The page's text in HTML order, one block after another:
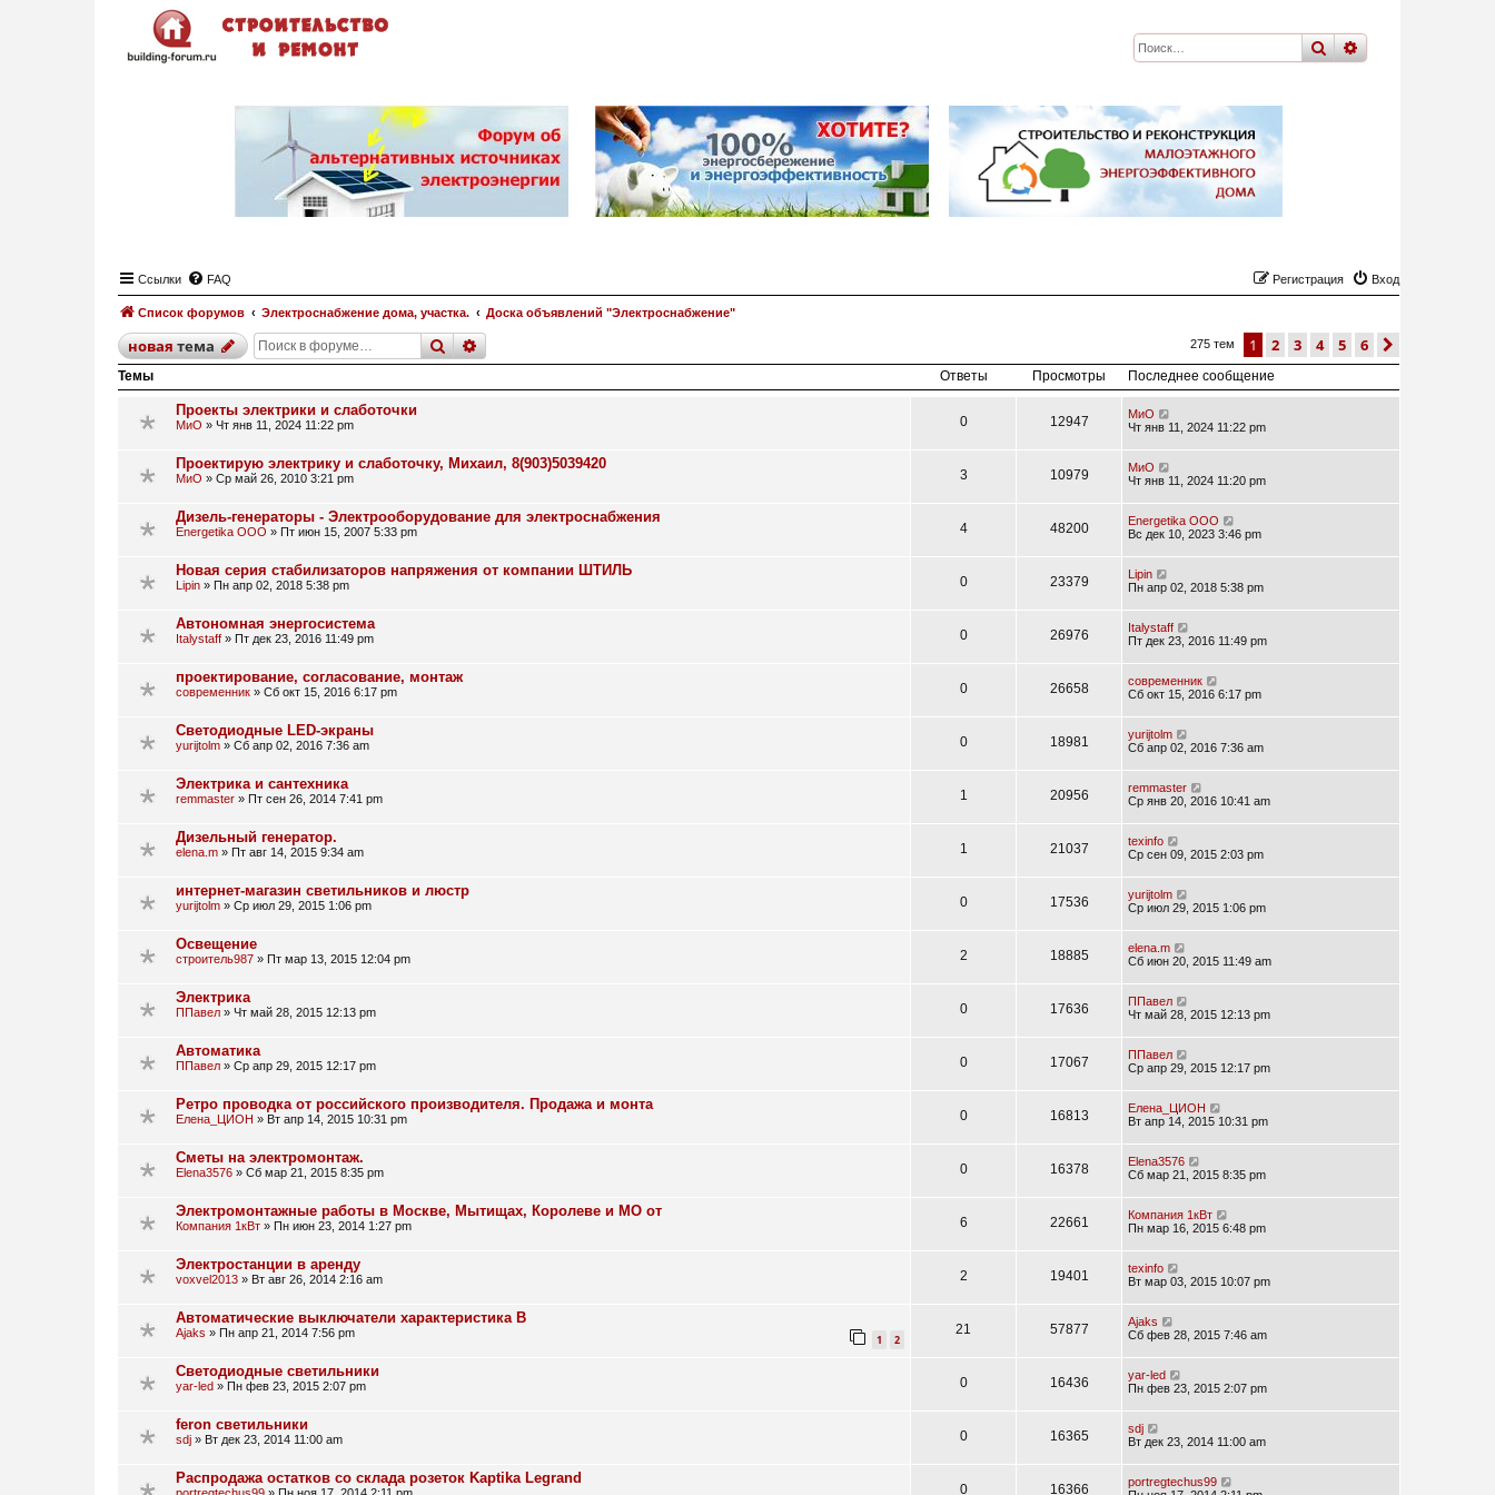
поискрасширенный
Ссылки FAQ Вход
Регистрация
Список форумов Электроснабжение дома, участка. Доска объявлений "Электроснабжение"
новаятема поискрасширенный 275 тем 1 2 3 4 5 6
Темы Ответы Просмотры Последнее сообщение
Проекты электрики и слаботочки
МиО » Чт янв 11, 2024 11:22 pm 0 12947
МиО
Чт янв 11, 2024 11:22 pm
Проектирую электрику и слаботочку, Михаил, 8(903)5039420
МиО » Ср май 26, 2010 3:21 pm 3 10979
МиО
Чт янв 11, 2024 11:20 pm
Дизель-генераторы - Электрооборудование для электроснабжения
Energetika OOO » Пт июн 15, 2007 5:33 pm 4 48200
Energetika OOO
Вс дек 10, 2023 3:46 pm
Новая серия стабилизаторов напряжения от компании ШТИЛЬ
Lipin » Пн апр 02, 2018 5:38 pm 0 23379
Lipin
Пн апр 02, 2018 5:38 pm
Автономная энергосистема
Italystaff » Пт дек 23, 2016 11:49 pm 0 26976
Italystaff
Пт дек 23, 2016 11:49 pm
проектирование, согласование, монтаж
современник » Сб окт 15, 2016 6:17 pm 0 26658
современник
Сб окт 15, 2016 6:17 pm
Cветодиодные LED-экраны
yurijtolm » Сб апр 02, 2016 7:36 am 0 18981
yurijtolm
Сб апр 02, 2016 7:36 am
Электрика и сантехника
remmaster » Пт сен 26, 2014 7:41 pm 1 20956
remmaster
Ср янв 20, 2016 10:41 am
Дизельный генератор.
elena.m » Пт авг 14, 2015 9:34 am 1 21037
texinfo
Ср сен 09, 2015 2:03 pm
интернет-магазин светильников и люстр
yurijtolm » Ср июл 29, 2015 1:06 pm 0 17536
yurijtolm
Ср июл 29, 2015 1:06 pm
Освещение
строитель987 » Пт мар 13, 2015 12:04 pm 2 18885
elena.m
Сб июн 20, 2015 11:49 am
Электрика
ППавел » Чт май 28, 2015 12:13 pm 0 17636
ППавел
Чт май 28, 2015 12:13 pm
Автоматика
ППавел » Ср апр 29, 2015 12:17 pm 0 17067
ППавел
Ср апр 29, 2015 12:17 pm
Ретро проводка от российского производителя. Продажа и монта
Елена_ЦИОН » Вт апр 14, 2015 10:31 pm 0 16813
Елена_ЦИОН
Вт апр 14, 2015 10:31 pm
Сметы на электромонтаж.
Elena3576 » Сб мар 21, 2015 8:35 pm 0 16378
Elena3576
Сб мар 21, 2015 8:35 pm
Электромонтажные работы в Москве, Мытищах, Королеве и МО от
Компания 1кВт » Пн июн 23, 2014 1:27 pm 6 22661
Компания 1кВт
Пн мар 16, 2015 6:48 pm
Электростанции в аренду
voxvel2013 » Вт авг 26, 2014 2:16 am 2 19401
texinfo
Вт мар 03, 2015 10:07 pm
Автоматические выключатели характеристика B
Ajaks » Пн апр 21, 2014 7:56 pm 1 2
21 57877
Ajaks
Сб фев 28, 2015 7:46 am
Светодиодные светильники
yar-led » Пн фев 23, 2015 2:07 pm 0 16436
yar-led
Пн фев 23, 2015 2:07 pm
feron светильники
sdj » Вт дек 23, 2014 11:00 am 0 16365
sdj
Вт дек 23, 2014 11:00 am
Распродажа остатков со склада розеток Kaptika Legrand
0 16366
portregtechus99